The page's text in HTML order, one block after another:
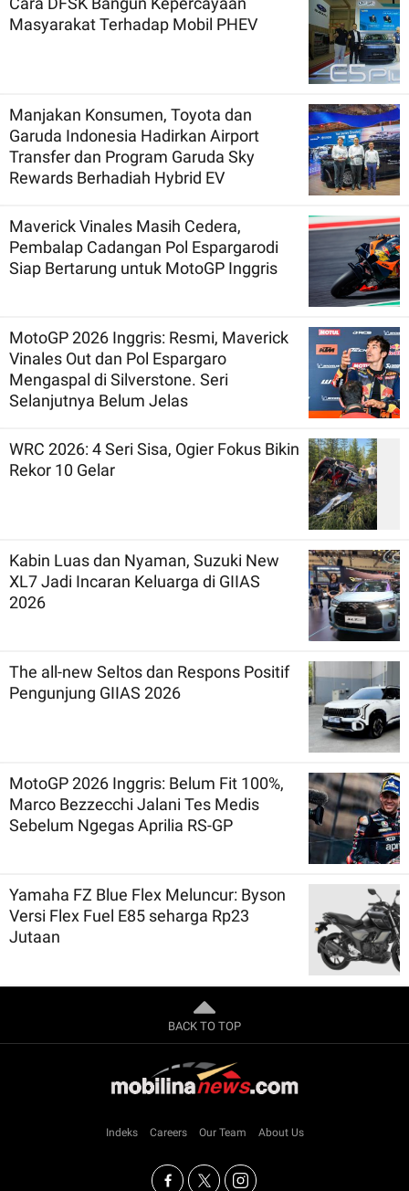
Masyarakat Terhadap Mobil PHEV
Manjakan Konsumen, Toyota dan
Garuda Indonesia Hadirkan Airport
Transfer dan Program Garuda Sky
Rewards Berhadiah Hybrid EV
Maverick Vinales Masih Cedera,
Pembalap Cadangan Pol Espargarodi
Siap Bertarung untuk MotoGP Inggris
MotoGP 2026 Inggris: Resmi, Maverick
Vinales Out dan Pol Espargaro
Mengaspal di Silverstone. Seri
Selanjutnya Belum Jelas
WRC 2026: 4 Seri Sisa, Ogier Fokus Bikin
Rekor 10 Gelar
Kabin Luas dan Nyaman, Suzuki New
XL7 Jadi Incaran Keluarga di GIIAS
2026
The all-new Seltos dan Respons Positif
Pengunjung GIIAS 2026
MotoGP 2026 Inggris: Belum Fit 100%,
Marco Bezzecchi Jalani Tes Medis
Sebelum Ngegas Aprilia RS-GP
Yamaha FZ Blue Flex Meluncur: Byson
Versi Flex Fuel E85 seharga Rp23
Jutaan
BACK TO TOP
Indeks Careers Our Team About Us